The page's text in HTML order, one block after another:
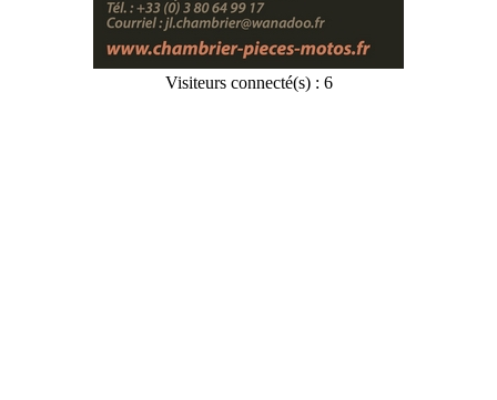
Visiteurs connecté(s) : 6